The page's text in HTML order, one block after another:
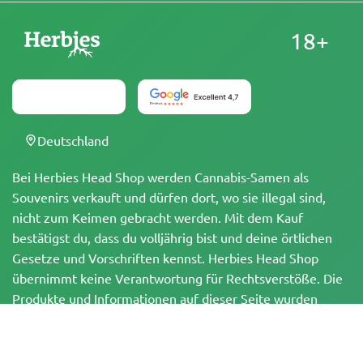
Bei Herbies Head Shop werden Cannabis-Samen als
Souvenirs verkauft und dürfen dort, wo sie illegal sind,
nicht zum Keimen gebracht werden. Mit dem Kauf
bestätigst du, dass du volljährig bist und deine örtlichen
Gesetze und Vorschriften kennst. Herbies Head Shop
übernimmt keine Verantwortung für Rechtsverstöße. Die
Produkte und Informationen auf dieser Seite wurden
18+
Deutschland